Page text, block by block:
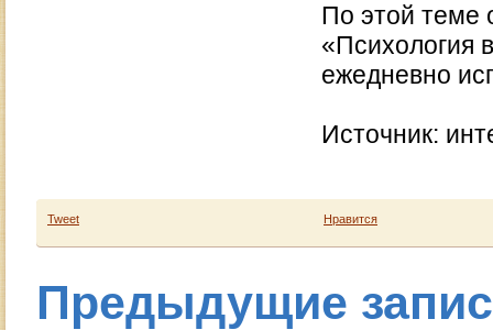
По этой теме
«Психология
ежедневно
Источник:
Tweet Нравится
Предыдущие